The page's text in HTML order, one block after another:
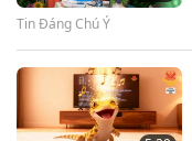
Tin Đáng Chú Ý